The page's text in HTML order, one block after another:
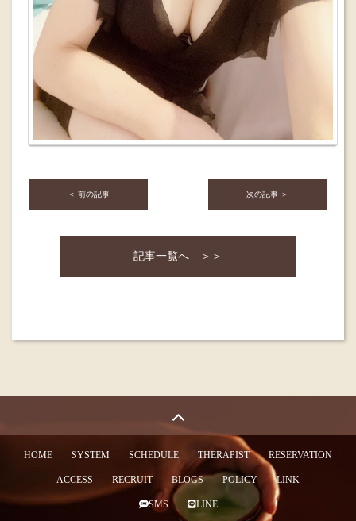
＜ 前の記事 次の記事 ＞
記事一覧へ ＞＞
HOME SYSTEM SCHEDULE THERAPIST RESERVATION
ACCESS RECRUIT BLOGS POLICY LINK
SMS LINE